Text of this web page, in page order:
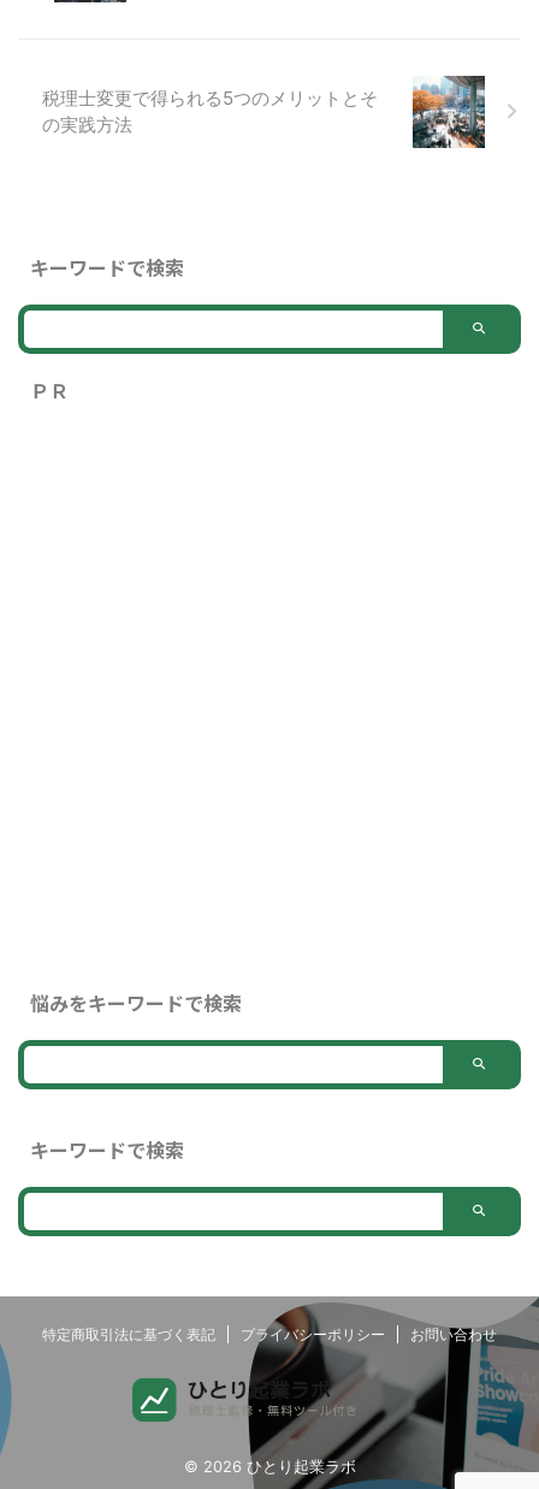
税理士変更で得られる5つのメリットとそ
の実践方法
キーワードで検索
ＰＲ
悩みをキーワードで検索
キーワードで検索
特定商取引法に基づく表記 プライバシーポリシー お問い合わせ
© 2026 ひとり起業ラボ